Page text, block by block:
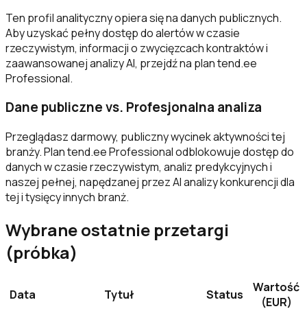
Ten profil analityczny opiera się na danych publicznych.
Aby uzyskać pełny dostęp do alertów w czasie
rzeczywistym, informacji o zwycięzcach kontraktów i
zaawansowanej analizy AI, przejdź na plan tend.ee
Professional.
Dane publiczne vs. Profesjonalna analiza
Przeglądasz darmowy, publiczny wycinek aktywności tej
branży. Plan tend.ee Professional odblokowuje dostęp do
danych w czasie rzeczywistym, analiz predykcyjnych i
naszej pełnej, napędzanej przez AI analizy konkurencji dla
tej i tysięcy innych branż.
Wybrane ostatnie przetargi
(próbka)
Data Tytuł Status
Wartość
(EUR)